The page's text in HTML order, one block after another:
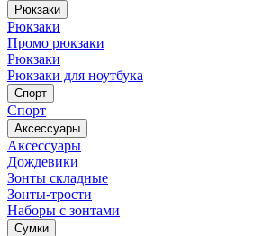
Рюкзаки
Рюкзаки
Промо рюкзаки
Рюкзаки
Рюкзаки для ноутбука
Спорт
Спорт
Аксессуары
Аксессуары
Дождевики
Зонты складные
Зонты-трости
Наборы с зонтами
Сумки